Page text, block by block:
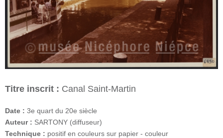
Titre inscrit : Canal Saint-Martin
Date : 3e quart du 20e siècle
Auteur : SARTONY (diffuseur)
Technique : positif en couleurs sur papier - couleur